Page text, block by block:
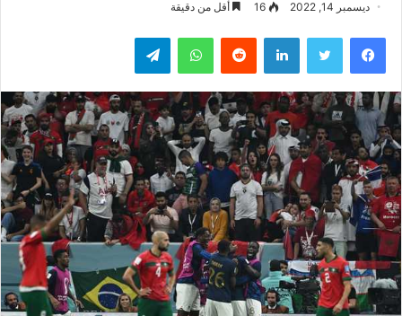
ديسمبر 14, 2022 16 أقل من دقيقة
فيسبوك تويتر لينكدإن واتساب تيلقرام